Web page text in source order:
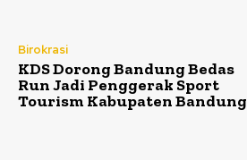
Birokrasi
KDS Dorong Bandung Bedas
Run Jadi Penggerak Sport
Tourism Kabupaten Bandung